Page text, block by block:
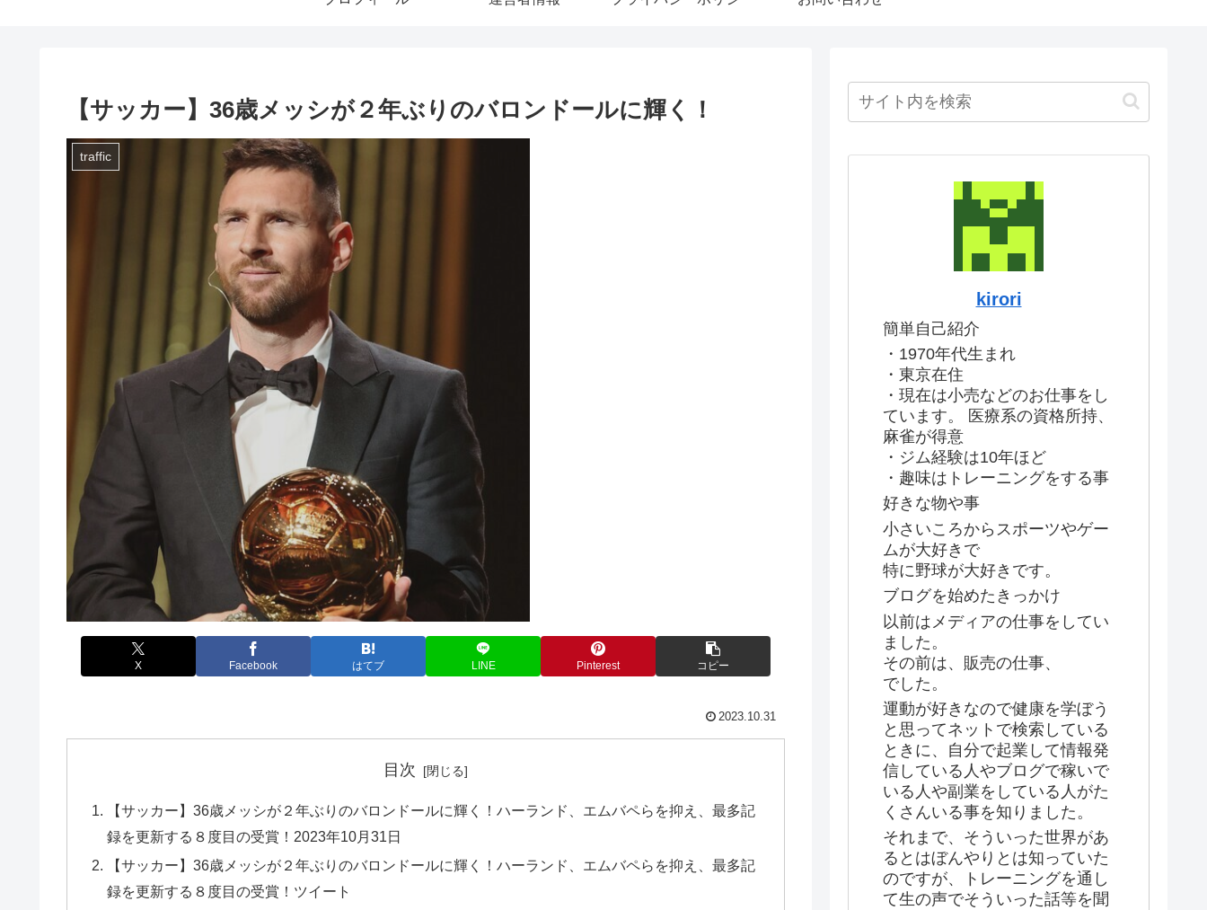
【サッカー】36歳メッシが２年ぶりのバロンドールに輝く！
traffic
X Facebook はてブ LINE Pinterest コピー
2023.10.31
目次
【サッカー】36歳メッシが２年ぶりのバロンドールに輝く！ハーランド、エムバペらを抑え、最多記
録を更新する８度目の受賞！2023年10月31日
【サッカー】36歳メッシが２年ぶりのバロンドールに輝く！ハーランド、エムバペらを抑え、最多記
録を更新する８度目の受賞！ツイート
kirori
簡単自己紹介
・1970年代生まれ
・東京在住
・現在は小売などのお仕事をし
ています。 医療系の資格所持、
麻雀が得意
・ジム経験は10年ほど
・趣味はトレーニングをする事
好きな物や事
小さいころからスポーツやゲー
ムが大好きで
特に野球が大好きです。
ブログを始めたきっかけ
以前はメディアの仕事をしてい
ました。
その前は、販売の仕事、
でした。
運動が好きなので健康を学ぼう
と思ってネットで検索している
ときに、自分で起業して情報発
信している人やブログで稼いで
いる人や副業をしている人がた
くさんいる事を知りました。
それまで、そういった世界があ
るとはぼんやりとは知っていた
のですが、トレーニングを通し
て生の声でそういった話等を聞